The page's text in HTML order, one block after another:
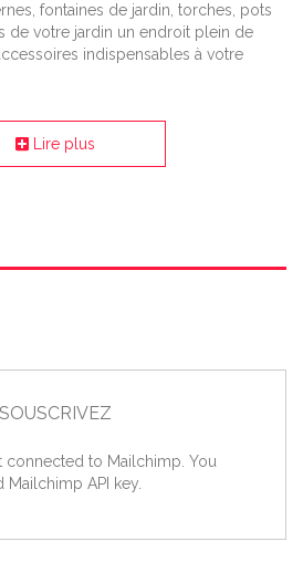
fontaines de jardin, torches, pots
de votre jardin un endroit plein de
indispensables à votre
Lire plus
SOUSCRIVEZ
to Mailchimp. You
Mailchimp API key.